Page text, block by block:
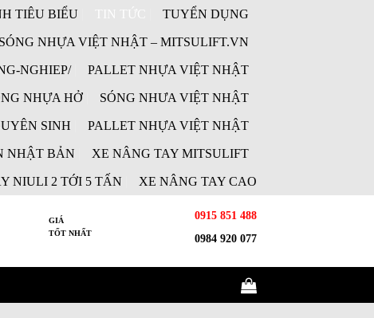
TIÊU BIỂU TIN TỨC TUYỂN DỤNG
NHỰA VIỆT NHẬT – MITSULIFT.VN
NGHIEP/ PALLET NHỰA VIỆT NHẬT
NHỰA HỞ SÓNG NHƯA VIỆT NHẬT
SINH PALLET NHỰA VIỆT NHẬT
NHẬT BẢN XE NÂNG TAY MITSULIFT
NIULI 2 TỚI 5 TẤN XE NÂNG TAY CAO
GIÁ
TỐT NHẤT
0915 851 488
0984 920 077